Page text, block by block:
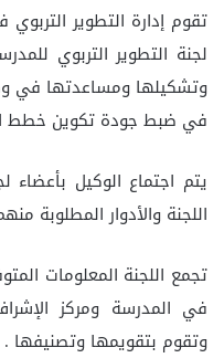
تقوم إدارة التطوير التربوي
لجنة التطوير التربوي
وتشكيلها ومساعدتها في
في ضبط جودة تكوين خطط
يتم اجتماع الوكيل
اللجنة والأدوار المطلوبة
تجمع اللجنة المعلومات
في المدرسة ومركز
وتقوم بتقويمها وتصنيفها .